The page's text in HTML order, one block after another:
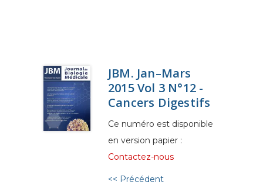
JBM. Jan–Mars
2015 Vol 3 N°12 -
Cancers Digestifs
Ce numéro est disponible
en version papier :
Contactez-nous
<< Précédent